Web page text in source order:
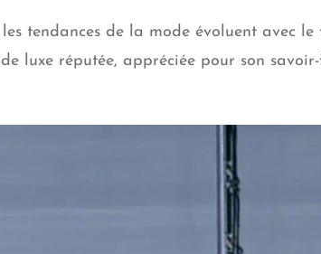
tendances de la mode évoluent avec
luxe réputée, appréciée pour son